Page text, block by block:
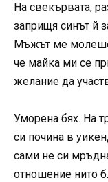
На свекървата,
заприщя синът й
Мъжът ме молеше
че майка ми се
желание да
Уморена бях. На
си почина в
сами не си
отношение нито